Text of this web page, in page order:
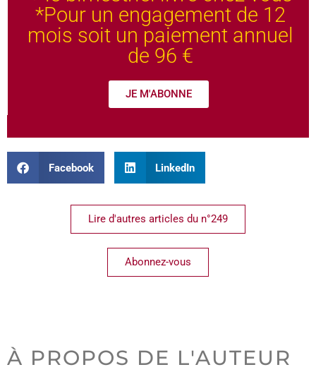
*Pour un engagement de 12
mois soit un paiement annuel
de 96 €
JE M'ABONNE
Facebook LinkedIn
Lire d'autres articles du n°249
Abonnez-vous
À PROPOS DE L'AUTEUR